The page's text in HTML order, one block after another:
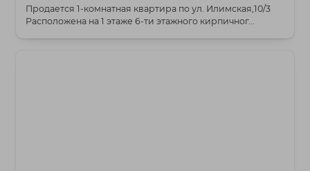
Продается 1-комнатная квартира по ул. Илимская,10/3
Расположена на 1 этаже 6-ти этажного кирпичног...